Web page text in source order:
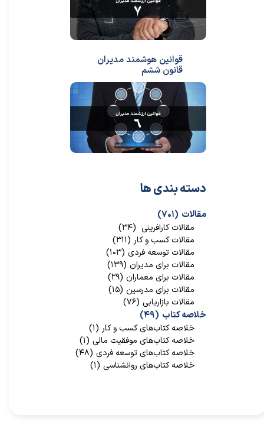
مقالات (۷۰۱)
مقالات کارافرینی (۳۴)
مقالات کسب و کار (۳۱۱)
مقالات توسعه فردی (۱۰۳)
مقالات برای مدیران (۱۳۹)
مقالات برای معماران (۲۹)
مقالات برای مدرسین (۱۵)
مقالات بازاریابی (۷۶)
خلاصه کتاب (۴۹)
خلاصه کتاب‌‌های کسب و کار (۱)
خلاصه کتاب‌‌های موفقیت مالی (۱)
خلاصه کتاب‌های توسعه فردی (۴۸)
خلاصه کتاب‌های روانشناسی (۱)
دسته بندی ها
قوانین هوشمند مدیران
قانون ششم